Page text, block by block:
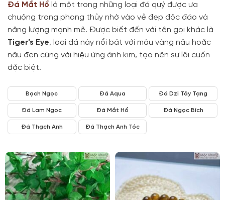
Đá Mắt Hổ là một trong những loại đá quý được ưa
chuộng trong phong thủy nhờ vào vẻ đẹp độc đáo và
năng lượng mạnh mẽ. Được biết đến với tên gọi khác là
Tiger’s Eye, loại đá này nổi bật với màu vàng nâu hoặc
nâu đen cùng với hiệu ứng ánh kim, tạo nên sự lôi cuốn
đặc biệt.
Bạch Ngọc Đá Aqua Đá Dzi Tây Tạng
Đá Lam Ngọc Đá Mắt Hổ Đá Ngọc Bích
Đá Thạch Anh Đá Thạch Anh Tóc